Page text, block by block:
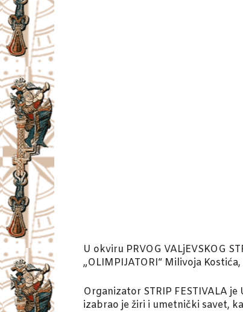
U okviru PRVOG VALjEVSKOG
„OLIMPIJATORI“ Milivoja
Organizator STRIP FESTIVALA
izabrao je žiri i umetnički savet,